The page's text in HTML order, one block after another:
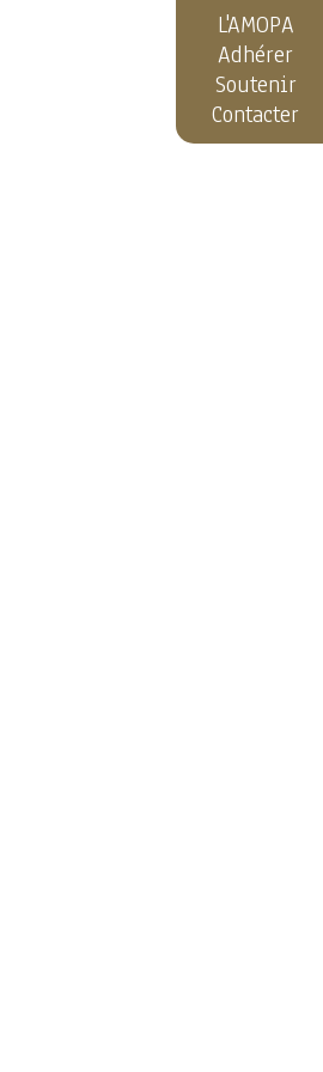
L'AMOPA
Adhérer
Soutenir
Contacter